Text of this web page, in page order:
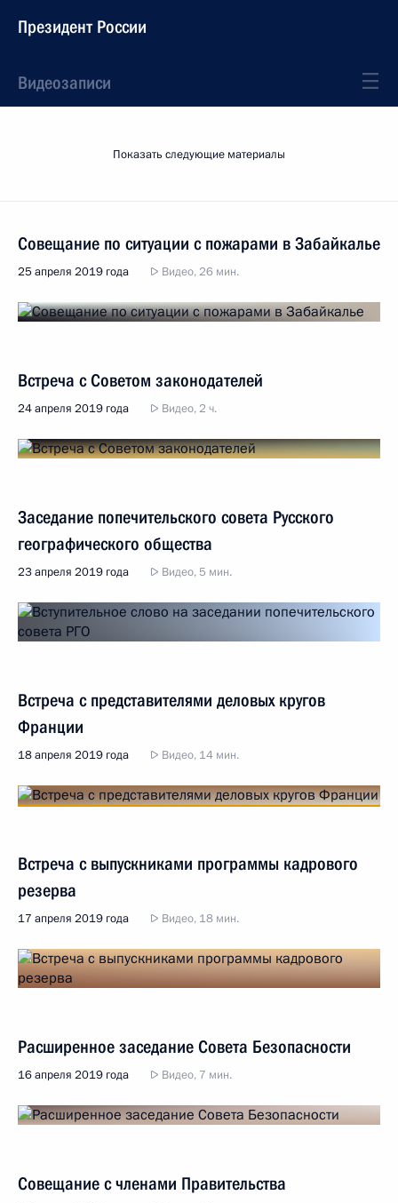
Президент России
Видеозаписи
Показать следующие материалы
Совещание по ситуации с пожарами в Забайкалье
25 апреля 2019 года Видео, 26 мин.
Встреча с Советом законодателей
24 апреля 2019 года Видео, 2 ч.
Заседание попечительского совета Русского
географического общества
23 апреля 2019 года Видео, 5 мин.
Встреча с представителями деловых кругов
Франции
18 апреля 2019 года Видео, 14 мин.
Встреча с выпускниками программы кадрового
резерва
17 апреля 2019 года Видео, 18 мин.
Расширенное заседание Совета Безопасности
16 апреля 2019 года Видео, 7 мин.
Совещание с членами Правительства